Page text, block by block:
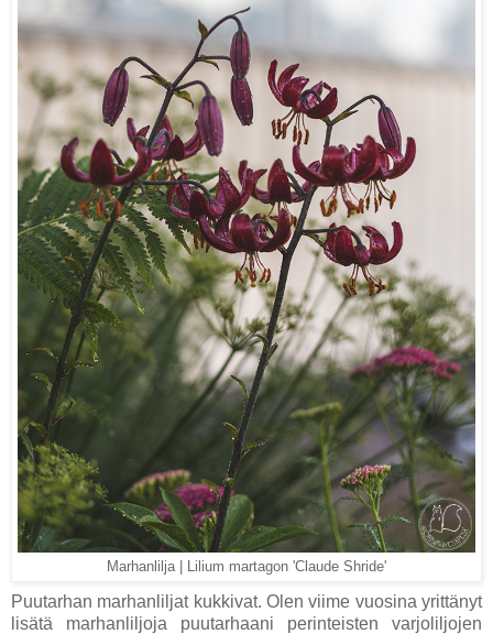
Marhanlilja | Lilium martagon 'Claude Shride'
Puutarhan marhanliljat kukkivat. Olen viime vuosina yrittänyt
lisätä marhanliljoja puutarhaani perinteisten varjoliljojen